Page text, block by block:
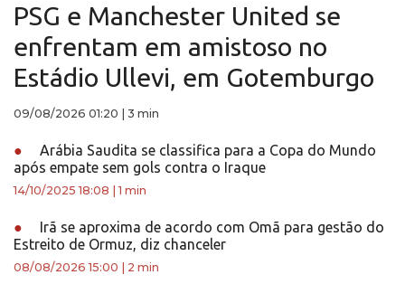
PSG e Manchester United se
enfrentam em amistoso no
Estádio Ullevi, em Gotemburgo
09/08/2026 01:20 3 min
●
Arábia Saudita se classifica para a Copa do Mundo
após empate sem gols contra o Iraque
14/10/2025 18:08 |1 min
●
Irã se aproxima de acordo com Omã para gestão do
Estreito de Ormuz, diz chanceler
08/08/2026 15:00 2 min